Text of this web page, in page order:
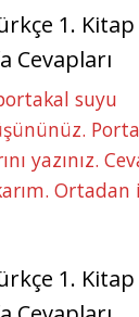
1.
Cevapları
suyu
yazınız.
Ortadan
1.